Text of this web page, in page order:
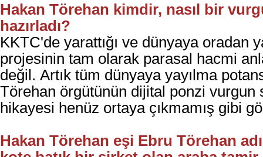
Hakan Törehan kimdir, nasıl bir
hazırladı?
KKTC'de yarattığı ve dünyaya oradan
projesinin tam olarak parasal hacmi
değil. Artık tüm dünyaya yayılma
Törehan örgütünün dijital ponzi vurgun
hikayesi henüz ortaya çıkmamış gibi
Hakan Törehan eşi Ebru Törehan